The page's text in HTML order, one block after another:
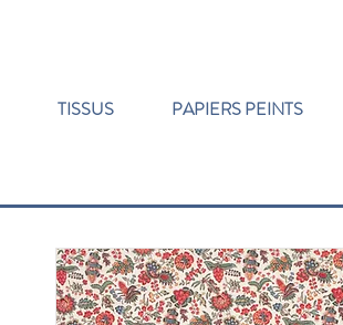
TISSUS PAPIERS PEINTS